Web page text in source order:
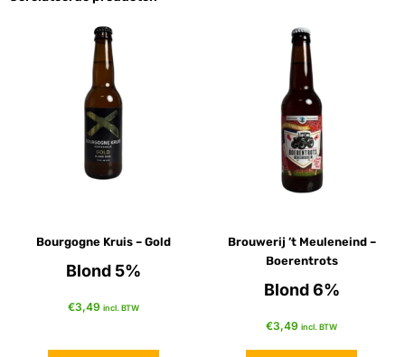
Bourgogne Kruis – Gold
Blond 5%
€3,49 incl. BTW
Brouwerij ’t Meuleneind –
Boerentrots
Blond 6%
€3,49 incl. BTW